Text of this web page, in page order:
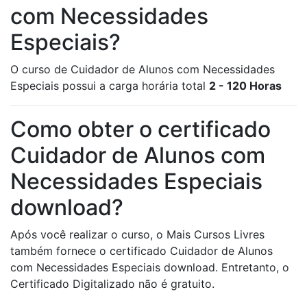
com Necessidades
Especiais?
O curso de Cuidador de Alunos com Necessidades
Especiais possui a carga horária total 2 - 120 Horas
Como obter o certificado
Cuidador de Alunos com
Necessidades Especiais
download?
Após você realizar o curso, o Mais Cursos Livres
também fornece o certificado Cuidador de Alunos
com Necessidades Especiais download. Entretanto, o
Certificado Digitalizado não é gratuito.